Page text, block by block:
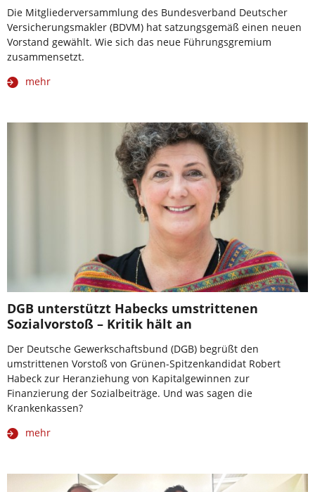
Die Mitgliederversammlung des Bundesverband Deutscher
Versicherungsmakler (BDVM) hat satzungsgemäß einen neuen
Vorstand gewählt. Wie sich das neue Führungsgremium
zusammensetzt.
mehr
DGB unterstützt Habecks umstrittenen
Sozialvorstoß – Kritik hält an
Der Deutsche Gewerkschaftsbund (DGB) begrüßt den
umstrittenen Vorstoß von Grünen-Spitzenkandidat Robert
Habeck zur Heranziehung von Kapitalgewinnen zur
Finanzierung der Sozialbeiträge. Und was sagen die
Krankenkassen?
mehr